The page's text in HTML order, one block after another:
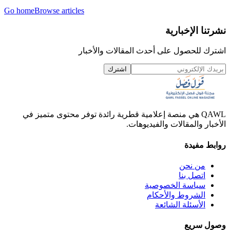
Go homeBrowse articles
نشرتنا الإخبارية
اشترك للحصول على أحدث المقالات والأخبار
اشترك
QAWL هي منصة إعلامية قطرية رائدة توفر محتوى متميز في
الأخبار والمقالات والفيديوهات.
روابط مفيدة
من نحن
اتصل بنا
سياسة الخصوصية
الشروط والأحكام
الأسئلة الشائعة
وصول سريع